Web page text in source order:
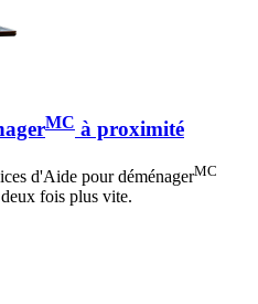
MC à proximité
d'Aide pour déménagerMC
fois plus vite.